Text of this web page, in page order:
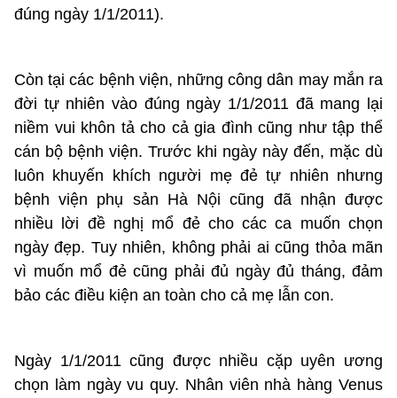
đúng ngày 1/1/2011).
Còn tại các bệnh viện, những công dân may mắn ra
đời tự nhiên vào đúng ngày 1/1/2011 đã mang lại
niềm vui khôn tả cho cả gia đình cũng như tập thể
cán bộ bệnh viện. Trước khi ngày này đến, mặc dù
luôn khuyến khích người mẹ đẻ tự nhiên nhưng
bệnh viện phụ sản Hà Nội cũng đã nhận được
nhiều lời đề nghị mổ đẻ cho các ca muốn chọn
ngày đẹp. Tuy nhiên, không phải ai cũng thỏa mãn
vì muốn mổ đẻ cũng phải đủ ngày đủ tháng, đảm
bảo các điều kiện an toàn cho cả mẹ lẫn con.
Ngày 1/1/2011 cũng được nhiều cặp uyên ương
chọn làm ngày vu quy. Nhân viên nhà hàng Venus